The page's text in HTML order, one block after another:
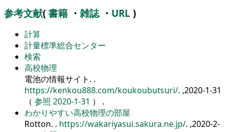
参考文献( 書籍 ・ 雑誌・ URL )
計算
計量標準総合センター
検索
高校物理
電池の情報サイト. .
https://kenkou888.com/koukoubutsuri/. ,2020-1-31
（ 参照 2020-1-31 ） .
わかりやすい高校物理の部屋
Rotton. . https://wakariyasui.sakura.ne.jp/. ,2020-2-